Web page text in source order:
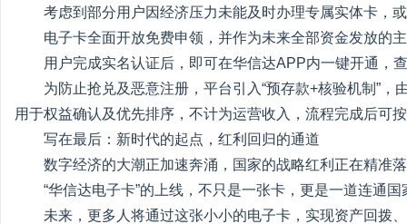
考虑到部分用户因经济压力未能及时办理专属实体卡，
电子卡全面开放免费申领，并作为未来全部资金发放的
用户完成实名认证后，即可在华信达APP内一键开通，
为防止抢兑及恶意注册，平台引入“预存款+核验机制”
用于权益确认及优先排序，不计为运营收入，流程完成后可
写在最后：新时代的起点，红利回归的通道
数字经济的大潮正加速奔涌，国家的战略红利正在精准
“华信达电子卡”的上线，不只是一张卡，更是一道连通
未来，更多人将通过这张小小的电子卡，实现资产回拨